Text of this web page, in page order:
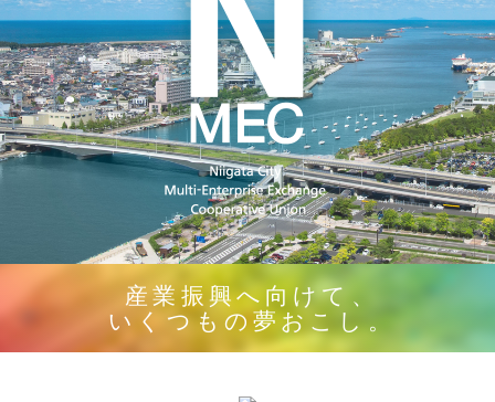
産業振興へ向けて、
いくつもの夢おこし。